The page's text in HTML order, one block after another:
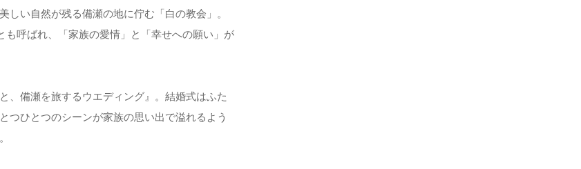
い自然が残る備瀬の地に佇む「白の教会」。
も呼ばれ、「家族の愛情」と「幸せへの願い」が
、備瀬を旅するウエディング』。結婚式はふた
つひとつのシーンが家族の思い出で溢れるよう